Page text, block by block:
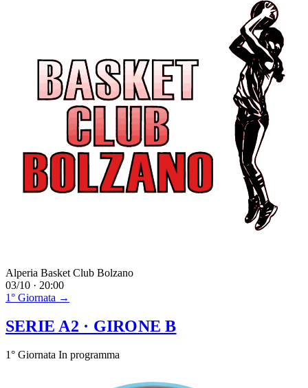
Alperia Basket Club Bolzano
03/10 · 20:00
1° Giornata →
SERIE A2 · GIRONE B
1° Giornata In programma